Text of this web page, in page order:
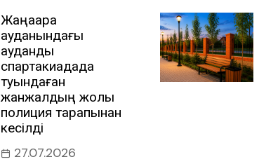
Жаңаарқа
ауданындағы
аудандық
спартакиадада
туындаған
жанжалдың жолы
полиция тарапынан
кесілді
27.07.2026